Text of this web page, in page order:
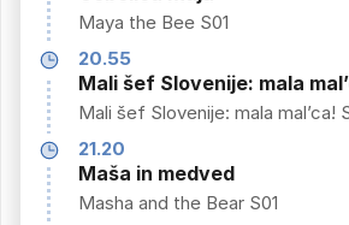
Maya the Bee S01
20.55
Mali šef Slovenije: mala
Mali šef Slovenije: mala mal’ca!
21.20
Maša in medved
Masha and the Bear S01